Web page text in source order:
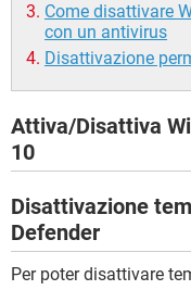
Come disattivare
con un antivirus
Disattivazione
Attiva/Disattiva
10
Disattivazione
Defender
Per poter disattivare